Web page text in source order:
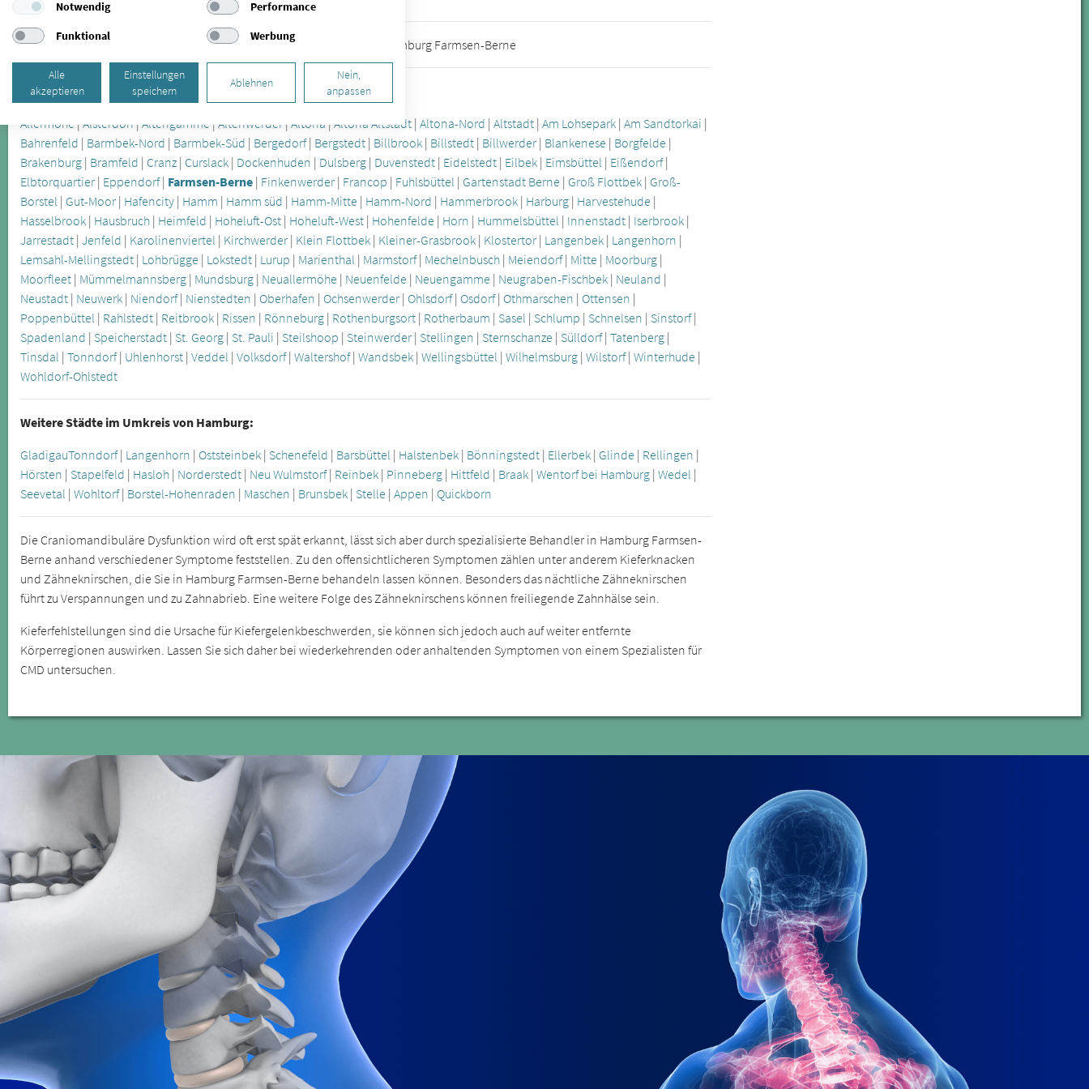
8 Spezialisten gefunden für CMD (craniomandibuläre Dysfunktion) in Hamburg Farmsen-Berne
Weitere Stadtteile in Hamburg:
Allermöhe |Alsterdorf |Altengamme |Altenwerder |Altona |Altona Altstadt |Altona-Nord |Altstadt |Am Lohsepark |Am Sandtorkai |
Bahrenfeld | Barmbek-Nord | Barmbek-Süd | Bergedorf| Bergstedt | Billbrook | Billstedt | Billwerder | Blankenese | Borgfelde |
Brakenburg | Bramfeld | Cranz | Curslack | Dockenhuden | Dulsberg | Duvenstedt | Eidelstedt | Eilbek | Eimsbüttel | Eißendorf|
Elbtorquartier | Eppendorf| Farmsen-Berne | Finkenwerder | Francop | Fuhlsbüttel | Gartenstadt Berne | Groß Flottbek | Groß-
Borstel | Gut-Moor | Hafencity | Hamm | Hamm süd | Hamm-Mitte | Hamm-Nord | Hammerbrook | Harburg | Harvestehude |
Hasselbrook | Hausbruch | Heimfeld | Hoheluft-Ost | Hoheluft-West | Hohenfelde | Horn | Hummelsbüttel | Innenstadt | Iserbrook |
Jarrestadt | Jenfeld | Karolinenviertel | Kirchwerder | Klein Flottbek | Kleiner-Grasbrook | Klostertor | Langenbek | Langenhorn |
Lemsahl-Mellingstedt | Lohbrügge | Lokstedt | Lurup | Marienthal | Marmstorf| Mechelnbusch | Meiendorf| Mitte | Moorburg |
Moorfleet | Mümmelmannsberg | Mundsburg | Neuallermöhe | Neuenfelde | Neuengamme | Neugraben-Fischbek | Neuland |
Neustadt | Neuwerk | Niendorf| Nienstedten | Oberhafen | Ochsenwerder | Ohlsdorf| Osdorf| Othmarschen | Ottensen |
Poppenbüttel | Rahlstedt | Reitbrook | Rissen | Rönneburg | Rothenburgsort | Rotherbaum | Sasel | Schlump | Schnelsen | Sinstorf|
Spadenland | Speicherstadt | St. Georg | St. Pauli | Steilshoop | Steinwerder | Stellingen | Sternschanze | Sülldorf|Tatenberg |
Tinsdal |Tonndorf| Uhlenhorst |Veddel |Volksdorf|Waltershof|Wandsbek |Wellingsbüttel |Wilhelmsburg |Wilstorf|Winterhude |
Wohldorf-Ohlstedt
Weitere Städte im Umkreis von Hamburg:
GladigauTonndorf| Langenhorn | Oststeinbek | Schenefeld | Barsbüttel | Halstenbek | Bönningstedt | Ellerbek | Glinde | Rellingen |
Hörsten | Stapelfeld | Hasloh | Norderstedt | Neu Wulmstorf| Reinbek | Pinneberg | Hittfeld | Braak |Wentorf bei Hamburg |Wedel |
Seevetal |Wohltorf| Borstel-Hohenraden | Maschen | Brunsbek | Stelle |Appen | Quickborn
Die Craniomandibuläre Dysfunktion wird oft erst spät erkannt, lässt sich aber durch spezialisierte Behandler in Hamburg Farmsen-
Berne anhand verschiedener Symptome feststellen. Zu den offensichtlicheren Symptomen zählen unter anderem Kieferknacken
und Zähneknirschen, die Sie in Hamburg Farmsen-Berne behandeln lassen können. Besonders das nächtliche Zähneknirschen
führt zu Verspannungen und zu Zahnabrieb. Eine weitere Folge des Zähneknirschens können freiliegende Zahnhälse sein.
Kieferfehlstellungen sind die Ursache für Kiefergelenkbeschwerden, sie können sich jedoch auch auf weiter entfernte
Körperregionen auswirken. Lassen Sie sich daher bei wiederkehrenden oder anhaltenden Symptomen von einem Spezialisten für
CMD untersuchen.
Notwendig
Performance
Funktional
Werbung
Alle
akzeptieren
Einstellungen
speichern
Ablehnen
Nein,
anpassen